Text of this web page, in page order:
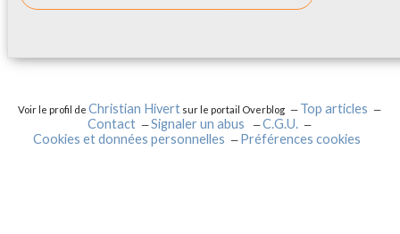
Voir le profil deChristian Hivert sur le portail Overblog
Top articles
Contact
Signaler un abus
C.G.U.
Cookies et données personnelles
Préférences cookies